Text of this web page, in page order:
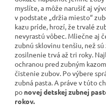
myslíte, a môže narušiť aj
v podstate „držia miesto“
kazu príde, hrozí, že trvalé
nevyrastú vôbec. Mliečne aj
zubnú sklovinu tenšiu, než
zosilnenie trvá až tri roky.
ochranou pred zubným
čistenie zubov. Po výbere
zubná pasta. A práve v túto
po novej detskej zubnej
rokov.